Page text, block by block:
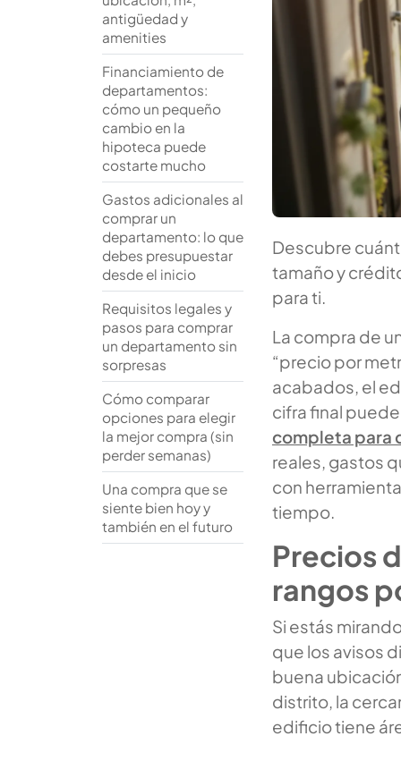
Descubre
tamaño y
para ti.
La compra de
“precio por
acabados, el
cifra final
completa para
reales, gastos
con
tiempo.
Precios
rangos
Si estás
que los avisos
buena
distrito, la
edificio tiene
antigüedad y
amenities
Financiamiento de
departamentos:
cómo un pequeño
cambio en la
hipoteca puede
costarte mucho
Gastos adicionales al
comprar un
departamento: lo que
debes presupuestar
desde el inicio
Requisitos legales y
pasos para comprar
un departamento sin
sorpresas
Cómo comparar
opciones para elegir
la mejor compra (sin
perder semanas)
Una compra que se
siente bien hoy y
también en el futuro